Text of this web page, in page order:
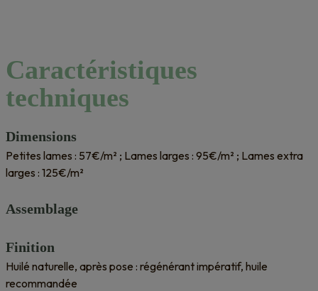
Caractéristiques
techniques
Dimensions
Petites lames : 57€/m² ; Lames larges : 95€/m² ; Lames extra
larges : 125€/m²
Assemblage
Finition
Huilé naturelle, après pose : régénérant impératif, huile
recommandée